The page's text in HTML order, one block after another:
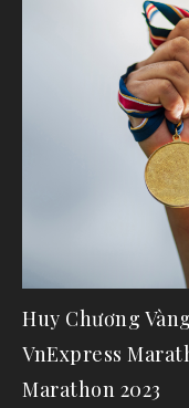
Huy Chương
VnExpress
Marathon 2023